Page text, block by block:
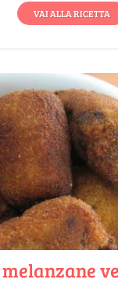
VAI ALLA RICETTA